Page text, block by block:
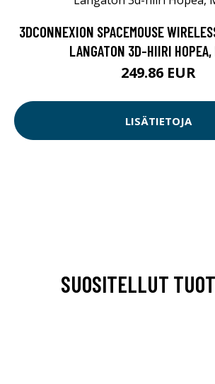
3DCONNEXION SPACEMOUSE
LANGATON 3D-HIIRI HOPEA,
249.86 EUR
LISÄTIETOJA
SUOSITELLUT